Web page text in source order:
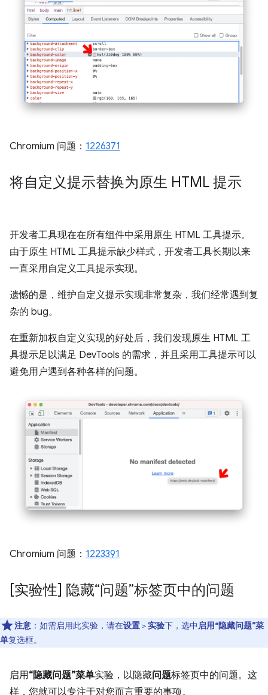
Chromium 问题： 1226371
将自定义提示替换为原生 HTML 提示
开发者工具现在在所有组件中采用原生 HTML 工具提示。
由于原生 HTML 工具提示缺少样式，开发者工具长期以来
一直采用自定义工具提示实现。
遗憾的是，维护自定义提示实现非常复杂，我们经常遇到复
杂的 bug。
在重新加权自定义实现的好处后，我们发现原生 HTML 工
具提示足以满足 DevTools 的需求，并且采用工具提示可以
避免用户遇到各种各样的问题。
Chromium 问题： 1223391
[实验性] 隐藏“问题”标签页中的问题
注意 ：如需启用此实验，请在设置 >实验下，选中启用“隐藏问题”菜
单复选框。
启用“隐藏问题”菜单实验，以隐藏问题标签页中的问题。这
样，您就可以专注于对您而言重要的事项。